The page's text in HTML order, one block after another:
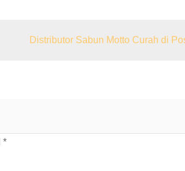
Distributor Sabun Motto Curah di
*